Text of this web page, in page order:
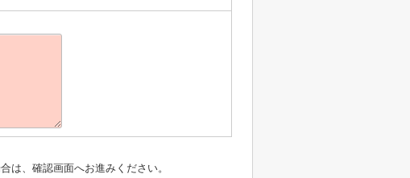
は、確認画面へお進みください。